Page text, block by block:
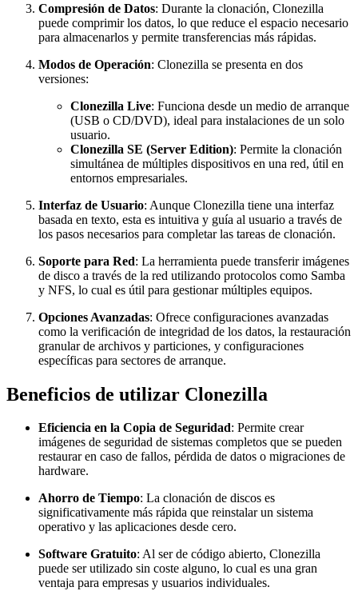
Compresión de Datos: Durante la clonación, Clonezilla
puede comprimir los datos, lo que reduce el espacio necesario
para almacenarlos y permite transferencias más rápidas.
Modos de Operación: Clonezilla se presenta en dos
versiones:
Clonezilla Live: Funciona desde un medio de arranque
(USB o CD/DVD), ideal para instalaciones de un solo
usuario.
Clonezilla SE (Server Edition): Permite la clonación
simultánea de múltiples dispositivos en una red, útil en
entornos empresariales.
Interfaz de Usuario: Aunque Clonezilla tiene una interfaz
basada en texto, esta es intuitiva y guía al usuario a través de
los pasos necesarios para completar las tareas de clonación.
Soporte para Red: La herramienta puede transferir imágenes
de disco a través de la red utilizando protocolos como Samba
y NFS, lo cual es útil para gestionar múltiples equipos.
Opciones Avanzadas: Ofrece configuraciones avanzadas
como la verificación de integridad de los datos, la restauración
granular de archivos y particiones, y configuraciones
específicas para sectores de arranque.
Beneficios de utilizar Clonezilla
Eficiencia en la Copia de Seguridad: Permite crear
imágenes de seguridad de sistemas completos que se pueden
restaurar en caso de fallos, pérdida de datos o migraciones de
hardware.
Ahorro de Tiempo: La clonación de discos es
significativamente más rápida que reinstalar un sistema
operativo y las aplicaciones desde cero.
Software Gratuito: Al ser de código abierto, Clonezilla
puede ser utilizado sin coste alguno, lo cual es una gran
ventaja para empresas y usuarios individuales.